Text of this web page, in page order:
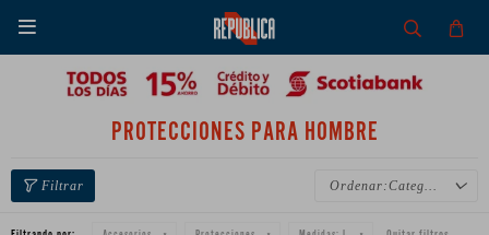

PROTECCIONES PARA HOMBRE
Categoría